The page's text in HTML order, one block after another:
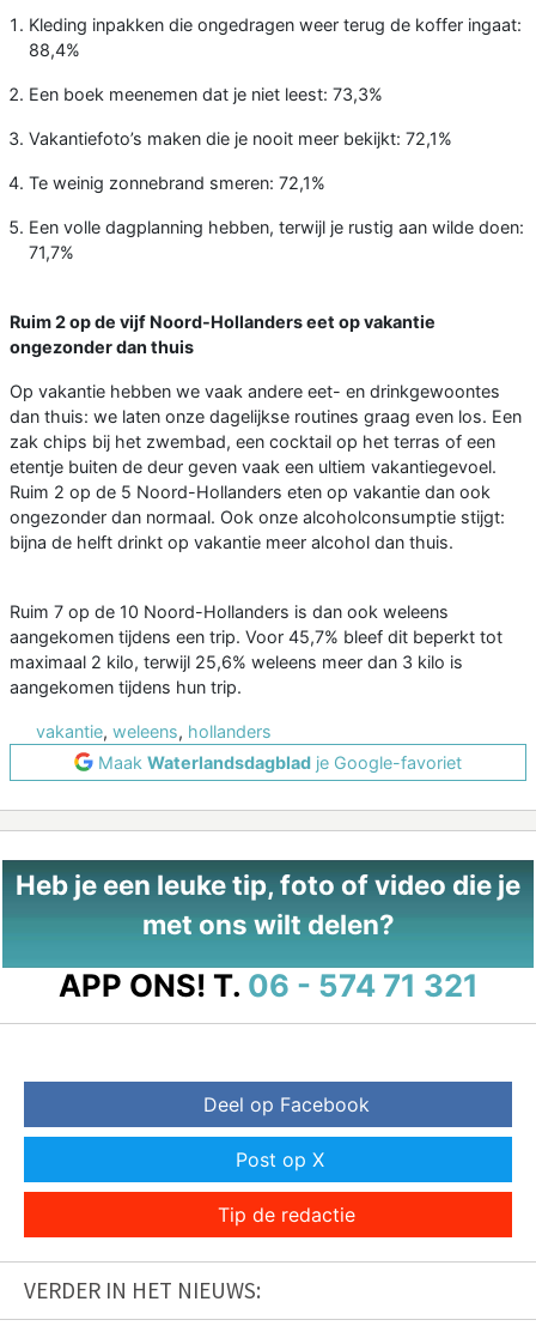
Kleding inpakken die ongedragen weer terug de koffer ingaat:
88,4%
Een boek meenemen dat je niet leest: 73,3%
Vakantiefoto’s maken die je nooit meer bekijkt: 72,1%
Te weinig zonnebrand smeren: 72,1%
Een volle dagplanning hebben, terwijl je rustig aan wilde doen:
71,7%
Ruim 2 op de vijf Noord-Hollanders eet op vakantie
ongezonder dan thuis
Op vakantie hebben we vaak andere eet- en drinkgewoontes
dan thuis: we laten onze dagelijkse routines graag even los. Een
zak chips bij het zwembad, een cocktail op het terras of een
etentje buiten de deur geven vaak een ultiem vakantiegevoel.
Ruim 2 op de 5 Noord-Hollanders eten op vakantie dan ook
ongezonder dan normaal. Ook onze alcoholconsumptie stijgt:
bijna de helft drinkt op vakantie meer alcohol dan thuis.
Ruim 7 op de 10 Noord-Hollanders is dan ook weleens
aangekomen tijdens een trip. Voor 45,7% bleef dit beperkt tot
maximaal 2 kilo, terwijl 25,6% weleens meer dan 3 kilo is
aangekomen tijdens hun trip.
vakantie, weleens, hollanders
Maak Waterlandsdagblad je Google-favoriet
Heb je een leuke tip, foto of video die je
met ons wilt delen?
APP ONS! T. 06 - 574 71 321
Deel op Facebook
Post op X
Tip de redactie
VERDER IN HET NIEUWS: